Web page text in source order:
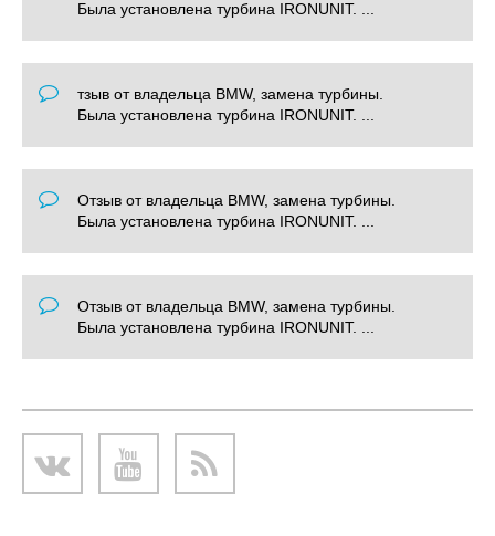
Была установлена турбина IRONUNIT. ...
тзыв от владельца BMW, замена турбины.
Была установлена турбина IRONUNIT. ...
Отзыв от владельца BMW, замена турбины.
Была установлена турбина IRONUNIT. ...
Отзыв от владельца BMW, замена турбины.
Была установлена турбина IRONUNIT. ...